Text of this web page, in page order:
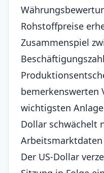
Rohstoffpreise
Zusammenspiel
bemerkenswerten
wichtigsten
Dollar schwächelt
Arbeitsmarktdaten
Der US-Dollar